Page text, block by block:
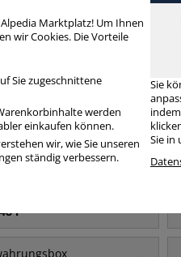
Häufig
35 l
l
Marktplatz! Um Ihnen
wir Cookies. Die Vorteile
Sie zugeschnittene
werden
einkaufen können.
wir, wie Sie unseren
ständig verbessern.
Sie
Sie in